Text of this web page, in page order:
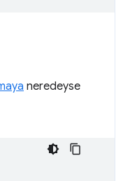
neredeyse